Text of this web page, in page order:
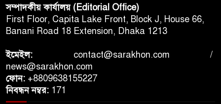
সম্পাদকীয় কার্যালয় (Editorial Office)
First Floor, Capita Lake Front, Block J, House 66,
Banani Road 18 Extension, Dhaka 1213
ইমেইল: contact@sarakhon.com /
news@sarakhon.com
ফোন: +8809638155227
নিবন্ধন নম্বর: 171